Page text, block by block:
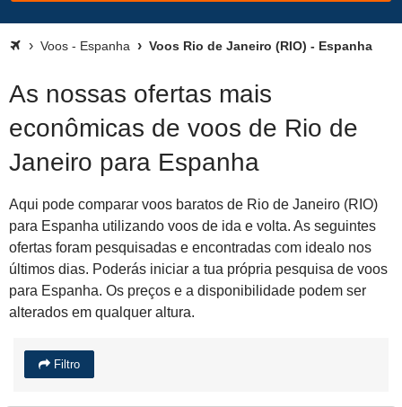
Voos - Espanha Voos Rio de Janeiro (RIO) - Espanha
As nossas ofertas mais
econômicas de voos de Rio de
Janeiro para Espanha
Aqui pode comparar voos baratos de Rio de Janeiro (RIO)
para Espanha utilizando voos de ida e volta. As seguintes
ofertas foram pesquisadas e encontradas com idealo nos
últimos dias. Poderás iniciar a tua própria pesquisa de voos
para Espanha. Os preços e a disponibilidade podem ser
alterados em qualquer altura.
Filtro